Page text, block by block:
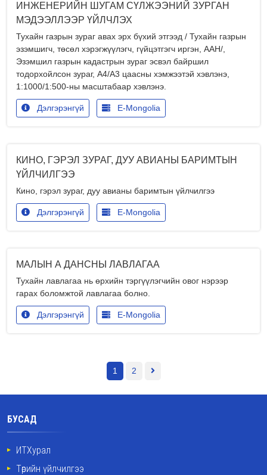
ИНЖЕНЕРИЙН ШУГАМ СҮЛЖЭЭНИЙ ЗУРГАН
МЭДЭЭЛЛЭЭР ҮЙЛЧЛЭХ
Тухайн газрын зураг авах эрх бүхий этгээд / Тухайн газрын
эзэмшигч, төсөл хэрэгжүүлэгч, гүйцэтгэгч иргэн, ААН/,
Эзэмшил газрын кадастрын зураг эсвэл байршил
тодорхойлсон зураг, А4/А3 цаасны хэмжээтэй хэвлэнэ,
1:1000/1:500-ны масштабаар хэвлэнэ.
Дэлгэрэнгүй E-Mongolia
КИНО, ГЭРЭЛ ЗУРАГ, ДУУ АВИАНЫ БАРИМТЫН
ҮЙЛЧИЛГЭЭ
Кино, гэрэл зураг, дуу авианы баримтын үйлчилгээ
Дэлгэрэнгүй E-Mongolia
МАЛЫН А ДАНСНЫ ЛАВЛАГАА
Тухайн лавлагаа нь өрхийн тэргүүлэгчийн овог нэрээр
гарах боломжтой лавлагаа болно.
Дэлгэрэнгүй E-Mongolia
1 2
БУСАД
ИТХурал
Төрийн үйлчилгээ